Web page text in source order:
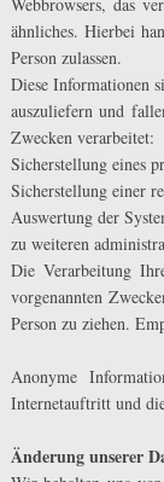
ähnliches. Hierbei
Person zulassen.
Diese Informationen
auszuliefern und
Zwecken verarbeitet:
Sicherstellung eines
Sicherstellung einer
Auswertung der
zu weiteren
Die Verarbeitung
vorgenannten
Person zu ziehen.
Anonyme
Internetauftritt und
Änderung unserer